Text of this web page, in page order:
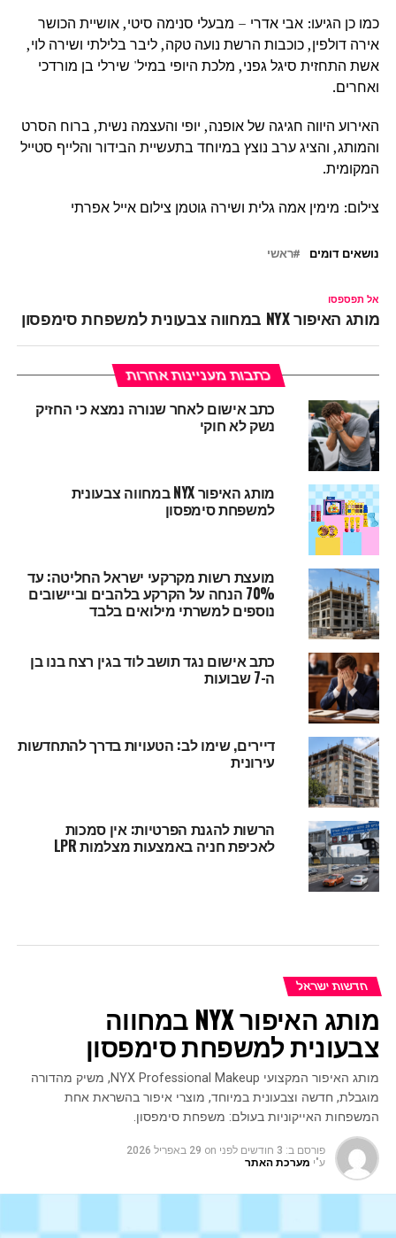
כמו כן הגיעו: אבי אדרי – מבעלי סנימה סיטי, אושיית הכושר
אירה דולפין, כוכבות הרשת נועה טקה, ליבר בלילתי ושירה לוי,
אשת התחזית סיגל גפני, מלכת היופי במיל' שירלי בן מורדכי
ואחרים.
האירוע היווה חגיגה של אופנה, יופי והעצמה נשית, ברוח הסרט
והמותג, והציג ערב נוצץ במיוחד בתעשיית הבידור והלייף סטייל
המקומית.
צילום: מימין אמה גלית ושירה גוטמן צילום אייל אפרתי
נושאים דומים ראשי
אל תפספסו
מותג האיפור NYX במחווה צבעונית למשפחת סימפסון
כתבות מעניינות אחרות
כתב אישום לאחר שנורה נמצא כי החזיק
נשק לא חוקי
מותג האיפור NYX במחווה צבעונית
למשפחת סימפסון
מועצת רשות מקרקעי ישראל החליטה: עד
70% הנחה על הקרקע בלהבים וביישובים
נוספים למשרתי מילואים בלבד
כתב אישום נגד תושב לוד בגין רצח בנו בן
ה-7 שבועות
דיירים, שימו לב: הטעויות בדרך להתחדשות
עירונית
הרשות להגנת הפרטיות: אין סמכות
לאכיפת חניה באמצעות מצלמות LPR
חדשות ישראל
מותג האיפור NYX במחווה
צבעונית למשפחת סימפסון
מותג האיפור המקצועי NYX Professional Makeup, משיק מהדורה
מוגבלת, חדשה וצבעונית במיוחד, מוצרי איפור בהשראת אחת
המשפחות האייקוניות בעולם: משפחת סימפסון.
פורסם ב: 3 חודשים לפני on 29 באפריל 2026
ע"י מערכת האתר